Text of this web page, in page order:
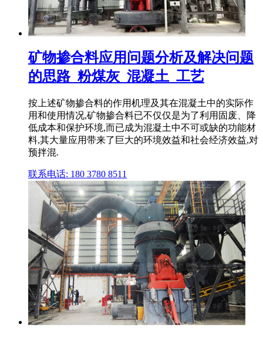
矿物掺合料应用问题分析及解决问题
的思路_粉煤灰_混凝土_工艺
按上述矿物掺合料的作用机理及其在混凝土中的实际作
用和使用情况,矿物掺合料已不仅仅是为了利用固废、降
低成本和保护环境,而已成为混凝土中不可或缺的功能材
料,其大量应用带来了巨大的环境效益和社会经济效益,对
预拌混.
联系电话: 180 3780 8511